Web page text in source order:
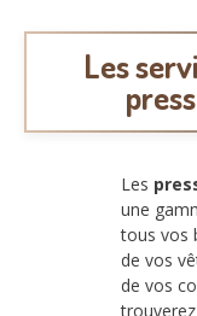
Les
Les
une
tous vos
de vos
de vos